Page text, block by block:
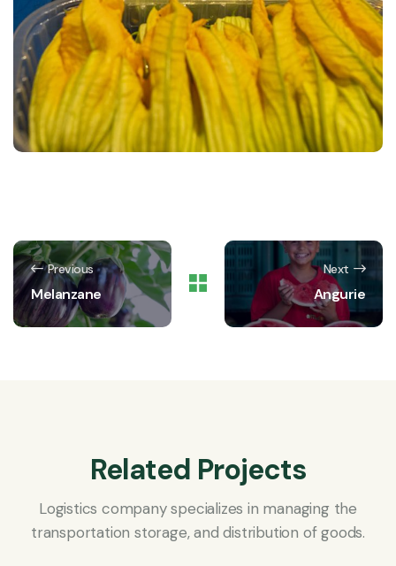
Previous
Melanzane
Next
Angurie
Related Projects
Logistics company specializes in managing the
transportation storage, and distribution of goods.